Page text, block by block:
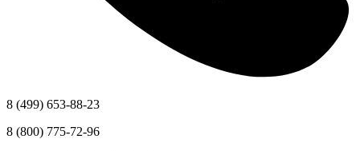
8 (499) 653-88-23
8 (800) 775-72-96